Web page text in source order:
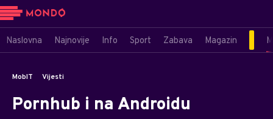
Naslovna Najnovije Info Sport Zabava Magazin
MobIT Vijesti
Pornhub i na Androidu